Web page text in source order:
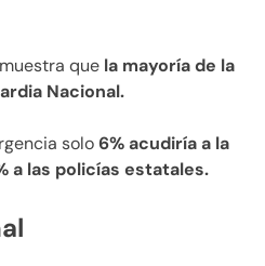
que la mayoría de la
Nacional.
solo6% acudiría a la
a las policías estatales.